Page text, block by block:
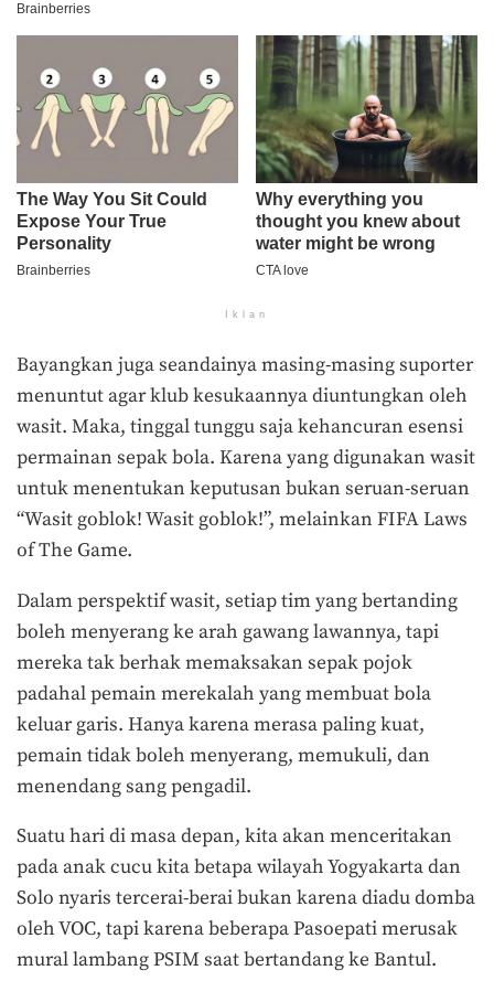
Iklan
Bayangkan juga seandainya masing-masing suporter
menuntut agar klub kesukaannya diuntungkan oleh
wasit. Maka, tinggal tunggu saja kehancuran esensi
permainan sepak bola. Karena yang digunakan wasit
untuk menentukan keputusan bukan seruan-seruan
“Wasit goblok! Wasit goblok!”, melainkan FIFA Laws
of The Game.
Dalam perspektif wasit, setiap tim yang bertanding
boleh menyerang ke arah gawang lawannya, tapi
mereka tak berhak memaksakan sepak pojok
padahal pemain merekalah yang membuat bola
keluar garis. Hanya karena merasa paling kuat,
pemain tidak boleh menyerang, memukuli, dan
menendang sang pengadil.
Suatu hari di masa depan, kita akan menceritakan
pada anak cucu kita betapa wilayah Yogyakarta dan
Solo nyaris tercerai-berai bukan karena diadu domba
oleh VOC, tapi karena beberapa Pasoepati merusak
mural lambang PSIM saat bertandang ke Bantul.